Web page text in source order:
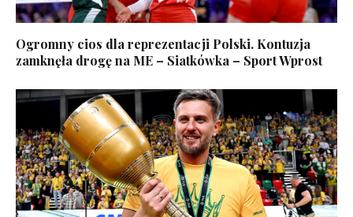
Ogromny cios dla reprezentacji Polski. Kontuzja
zamknęła drogę na ME – Siatkówka – Sport Wprost